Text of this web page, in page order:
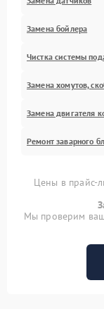
Замена бойлера
Чистка системы
Замена хомутов,
Замена двигателя
Ремонт заварного
Цены в прайс-
Мы проверим